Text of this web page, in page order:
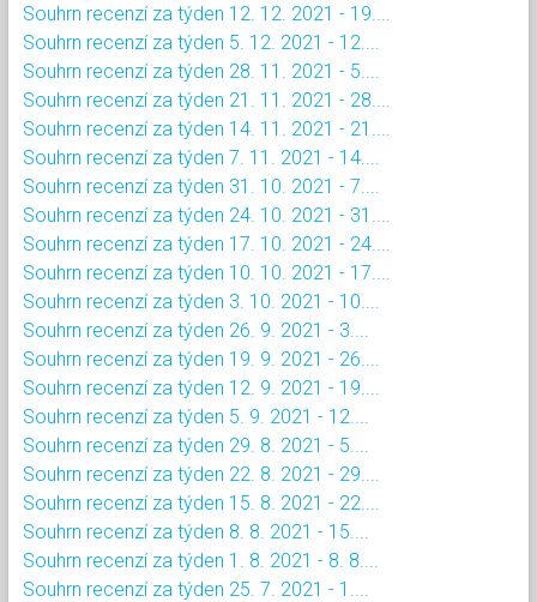
Souhrn recenzí za týden 12. 12. 2021 - 19....
Souhrn recenzí za týden 5. 12. 2021 - 12....
Souhrn recenzí za týden 28. 11. 2021 - 5....
Souhrn recenzí za týden 21. 11. 2021 - 28....
Souhrn recenzí za týden 14. 11. 2021 - 21....
Souhrn recenzí za týden 7. 11. 2021 - 14....
Souhrn recenzí za týden 31. 10. 2021 - 7....
Souhrn recenzí za týden 24. 10. 2021 - 31....
Souhrn recenzí za týden 17. 10. 2021 - 24....
Souhrn recenzí za týden 10. 10. 2021 - 17....
Souhrn recenzí za týden 3. 10. 2021 - 10....
Souhrn recenzí za týden 26. 9. 2021 - 3....
Souhrn recenzí za týden 19. 9. 2021 - 26....
Souhrn recenzí za týden 12. 9. 2021 - 19....
Souhrn recenzí za týden 5. 9. 2021 - 12....
Souhrn recenzí za týden 29. 8. 2021 - 5....
Souhrn recenzí za týden 22. 8. 2021 - 29....
Souhrn recenzí za týden 15. 8. 2021 - 22....
Souhrn recenzí za týden 8. 8. 2021 - 15....
Souhrn recenzí za týden 1. 8. 2021 - 8. 8....
Souhrn recenzí za týden 25. 7. 2021 - 1....